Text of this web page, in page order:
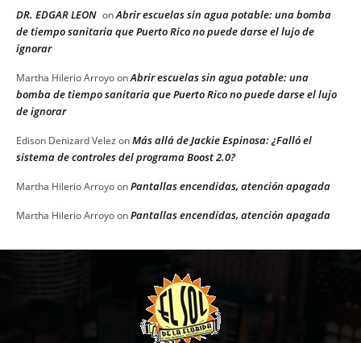
DR. EDGAR LEON onAbrir escuelas sin agua potable: una bomba
de tiempo sanitaria que Puerto Rico no puede darse el lujo de
ignorar
Martha Hilerio ArroyoonAbrir escuelas sin agua potable: una
bomba de tiempo sanitaria que Puerto Rico no puede darse el lujo
de ignorar
Edison Denizard Velez onMás allá de Jackie Espinosa: ¿Falló el
sistema de controles del programa Boost 2.0?
Martha Hilerio ArroyoonPantallas encendidas, atención apagada
Martha Hilerio ArroyoonPantallas encendidas, atención apagada